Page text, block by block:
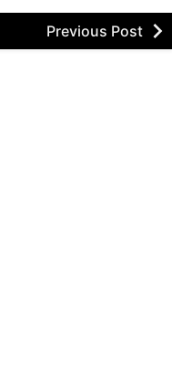
Previous Post